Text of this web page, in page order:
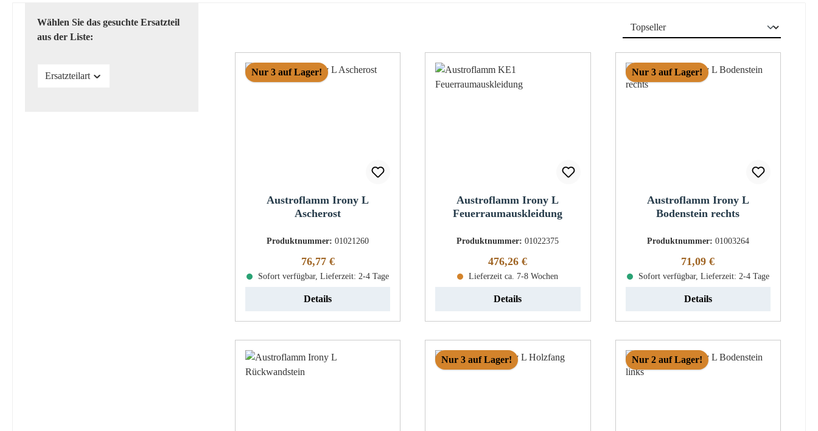
Wählen Sie das gesuchte Ersatzteil
aus der Liste:
Ersatzteilart Nur 3 auf Lager!
Austroflamm Irony L
Ascherost
Produktnummer:01021260
Regulärer Preis:
76,77 €
Sofort verfügbar, Lieferzeit: 2-4 Tage
Details
Austroflamm Irony L
Feuerraumauskleidung
Produktnummer:01022375
Regulärer Preis:
476,26 €
Lieferzeit ca. 7-8 Wochen
Details
Nur 3 auf Lager!
Austroflamm Irony L
Bodenstein rechts
Produktnummer: 01003264
Regulärer Preis:
71,09 €
Sofort verfügbar, Lieferzeit: 2-4 Tage
Details
Nur 3 auf Lager! Nur 2 auf Lager!